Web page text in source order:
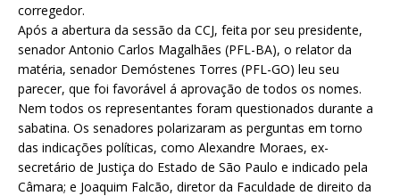
corregedor.
Após a abertura da sessão da CCJ, feita por seu presidente,
senador Antonio Carlos Magalhães (PFL-BA), o relator da
matéria, senador Demóstenes Torres (PFL-GO) leu seu
parecer, que foi favorável á aprovação de todos os nomes.
Nem todos os representantes foram questionados durante a
sabatina. Os senadores polarizaram as perguntas em torno
das indicações políticas, como Alexandre Moraes, ex-
secretário de Justiça do Estado de São Paulo e indicado pela
Câmara; e Joaquim Falcão, diretor da Faculdade de direito da